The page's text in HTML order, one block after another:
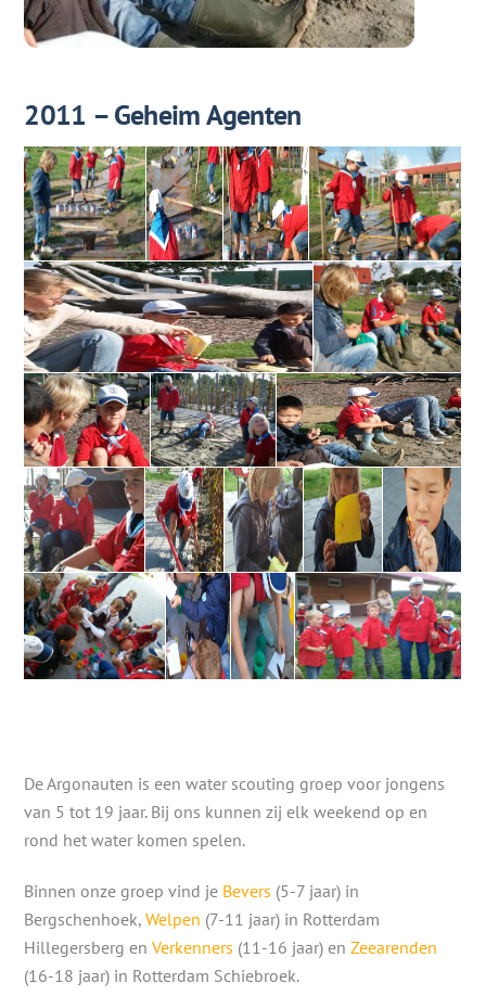
2011 – Geheim Agenten
De Argonauten is een water scouting groep voor jongens
van 5 tot 19 jaar. Bij ons kunnen zij elk weekend op en
rond het water komen spelen.
Binnen onze groep vind je Bevers (5-7 jaar) in
Bergschenhoek,Welpen (7-11 jaar) in Rotterdam
Hillegersberg enVerkenners (11-16 jaar) enZeearenden
(16-18 jaar) in Rotterdam Schiebroek.